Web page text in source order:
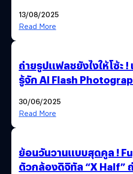
13/08/2025
Read More
ถ่ายรูปแฟลชยังไงให้โซ้ะ !
รู้จัก AI Flash
30/06/2025
Read More
ย้อนวันวานแบบสุดคูล !
ตัวกล้องดิจิทัล “X Half”